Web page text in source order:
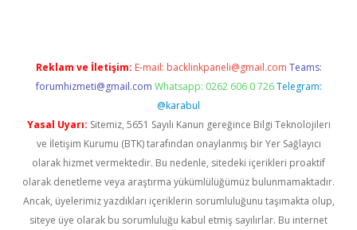
Reklam ve İletişim: E-mail: backlinkpaneli@gmail.com Teams:
forumhizmeti@gmail.com Whatsapp: 0262 606 0 726 Telegram:
@karabul
Yasal Uyarı: Sitemiz, 5651 Sayılı Kanun gereğince Bilgi Teknolojileri
ve İletişim Kurumu (BTK) tarafından onaylanmış bir Yer Sağlayıcı
olarak hizmet vermektedir. Bu nedenle, sitedeki içerikleri proaktif
olarak denetleme veya araştırma yükümlülüğümüz bulunmamaktadır.
Ancak, üyelerimiz yazdıkları içeriklerin sorumluluğunu taşımakta olup,
siteye üye olarak bu sorumluluğu kabul etmiş sayılırlar. Bu internet